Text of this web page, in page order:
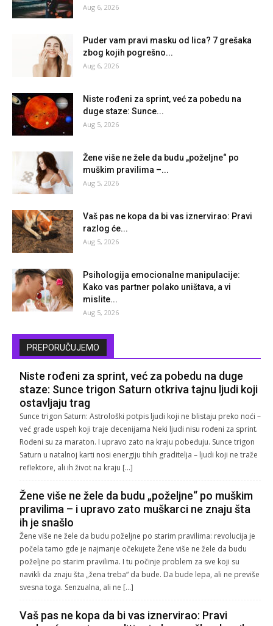
Aug 6, 2026
Puder vam pravi masku od lica? 7 grešaka
zbog kojih pogrešno...
Aug 6, 2026
Niste rođeni za sprint, već za pobedu na
duge staze: Sunce...
Aug 5, 2026
Žene više ne žele da budu „poželjne“ po
muškim pravilima –...
Aug 5, 2026
Vaš pas ne kopa da bi vas iznervirao: Pravi
razlog će...
Aug 5, 2026
Psihologija emocionalne manipulacije:
Kako vas partner polako uništava, a vi
mislite...
Aug 5, 2026
PREPORUČUJEMO
Niste rođeni za sprint, već za pobedu na duge
staze: Sunce trigon Saturn otkriva tajnu ljudi koji
ostavljaju trag
Sunce trigon Saturn: Astrološki potpis ljudi koji ne blistaju preko noći –
već grade uspeh koji traje decenijama Neki ljudi nisu rođeni za sprint.
Rođeni su za maraton. I upravo zato na kraju pobeđuju. Sunce trigon
Saturn u natalnoj karti nosi energiju tihih graditelja – ljudi koji ne traže
reflektore, ali ih život na kraju […]
Žene više ne žele da budu „poželjne“ po muškim
pravilima – i upravo zato muškarci ne znaju šta
ih je snašlo
Žene više ne žele da budu poželjne po starim pravilima: revolucija je
počela tamo gde je najmanje očekujete Žene više ne žele da budu
poželjne po starim pravilima. I tu počinje problem za sve koji su
navikli da znaju šta „žena treba“ da bude. Da bude lepa, ali ne previše
svesna toga. Senzualna, ali ne […]
Vaš pas ne kopa da bi vas iznervirao: Pravi